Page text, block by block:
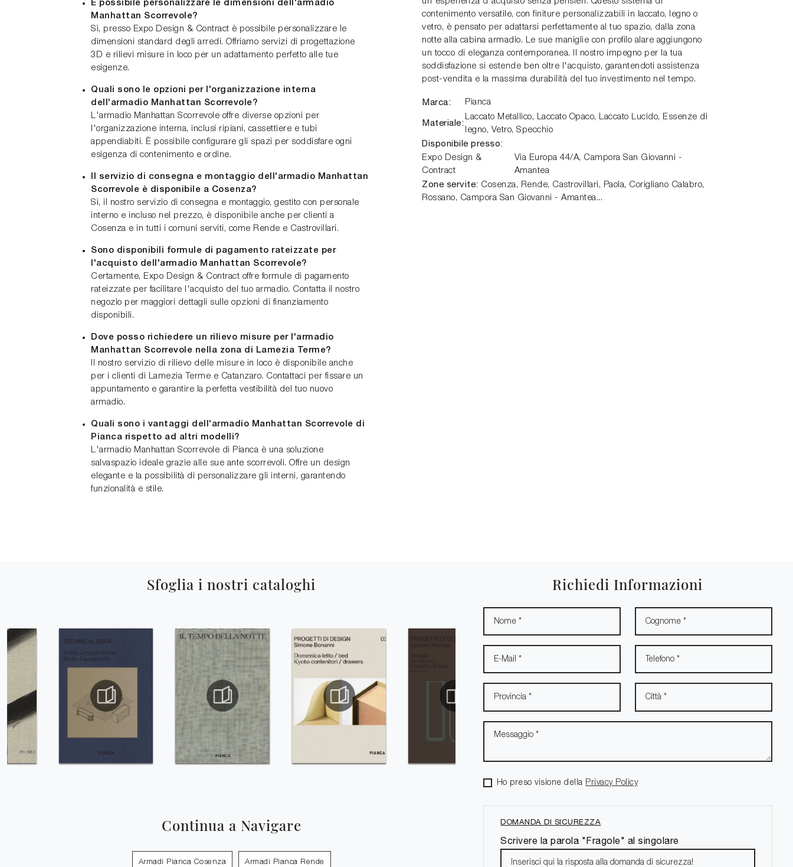
È possibile personalizzare le dimensioni dell'armadio
Manhattan Scorrevole?
Sì, presso Expo Design & Contract è possibile personalizzare le
dimensioni standard degli arredi. Offriamo servizi di progettazione
3D e rilievi misure in loco per un adattamento perfetto alle tue
esigenze.
Quali sono le opzioni per l'organizzazione interna
dell'armadio Manhattan Scorrevole?
L'armadio Manhattan Scorrevole offre diverse opzioni per
l'organizzazione interna, inclusi ripiani, cassettiere e tubi
appendiabiti. È possibile configurare gli spazi per soddisfare ogni
esigenza di contenimento e ordine.
Il servizio di consegna e montaggio dell'armadio Manhattan
Scorrevole è disponibile a Cosenza?
Sì, il nostro servizio di consegna e montaggio, gestito con personale
interno e incluso nel prezzo, è disponibile anche per clienti a
Cosenza e in tutti i comuni serviti, come Rende e Castrovillari.
Sono disponibili formule di pagamento rateizzate per
l'acquisto dell'armadio Manhattan Scorrevole?
Certamente, Expo Design & Contract offre formule di pagamento
rateizzate per facilitare l'acquisto del tuo armadio. Contatta il nostro
negozio per maggiori dettagli sulle opzioni di finanziamento
disponibili.
Dove posso richiedere un rilievo misure per l'armadio
Manhattan Scorrevole nella zona di Lamezia Terme?
Il nostro servizio di rilievo delle misure in loco è disponibile anche
per i clienti di Lamezia Terme e Catanzaro. Contattaci per fissare un
appuntamento e garantire la perfetta vestibilità del tuo nuovo
armadio.
Quali sono i vantaggi dell'armadio Manhattan Scorrevole di
Pianca rispetto ad altri modelli?
L'armadio Manhattan Scorrevole di Pianca è una soluzione
salvaspazio ideale grazie alle sue ante scorrevoli. Offre un design
elegante e la possibilità di personalizzare gli interni, garantendo
funzionalità e stile.
contenimento versatile, con finiture personalizzabili in laccato, legno o
vetro, è pensato per adattarsi perfettamente al tuo spazio, dalla zona
notte alla cabina armadio. Le sue maniglie con profilo alare aggiungono
un tocco di eleganza contemporanea. Il nostro impegno per la tua
soddisfazione si estende ben oltre l'acquisto, garantendoti assistenza
post-vendita e la massima durabilità del tuo investimento nel tempo.
Marca: Pianca
Materiale:
Laccato Metallico, Laccato Opaco, Laccato Lucido, Essenze di
legno, Vetro, Specchio
Disponibile presso:
Expo Design &
Contract
Via Europa 44/A, Campora San Giovanni -
Amantea
Zone servite: Cosenza, Rende, Castrovillari, Paola, Corigliano Calabro,
Rossano, Campora San Giovanni - Amantea...
Sfoglia i nostri cataloghi
Continua a Navigare
Armadi Pianca Cosenza Armadi Pianca Rende
Richiedi Informazioni
Ho preso visione della Privacy Policy
DOMANDA DI SICUREZZA
Scrivere la parola "Fragole" al singolare